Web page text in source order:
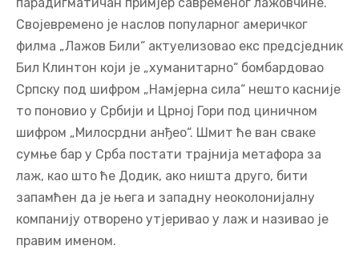
алхемију претварања лажи у истину и обратно.
Република Српска је покусни кунић, а Шмит
парадигматичан примјер савременог лажовчине.
Својевремено је наслов популарног америчког
филма „Лажов Били“ актуелизовао eкс предсједник
Бил Клинтон који је „хуманитарно“ бомбардовао
Српску под шифром „Намјерна сила“ нешто касније
то поновио у Србији и Црној Гори под циничном
шифром „Милосрдни анђео“. Шмит ће ван сваке
сумње бар у Срба постати трајнија метафора за
лаж, као што ће Додик, ако ништа друго, бити